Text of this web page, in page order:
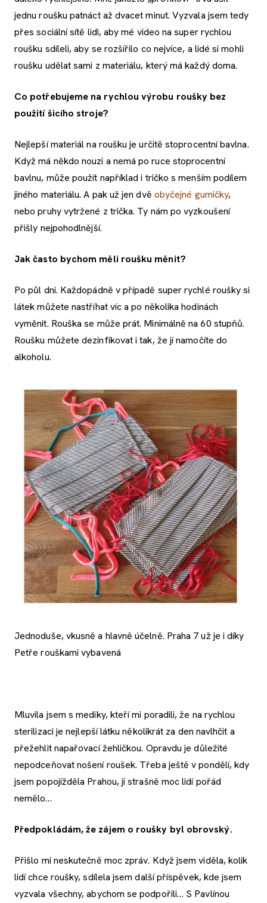
jednu roušku patnáct až dvacet minut. Vyzvala jsem tedy
přes sociální sítě lidi, aby mé video na super rychlou
roušku sdíleli, aby se rozšířilo co nejvíce, a lidé si mohli
roušku udělat sami z materiálu, který má každý doma.
Co potřebujeme na rychlou výrobu roušky bez
použití šicího stroje?
Nejlepší materiál na roušku je určitě stoprocentní bavlna.
Když má někdo nouzi a nemá po ruce stoprocentní
bavlnu, může použít například i tričko s menším podílem
jiného materiálu. A pak už jen dvě obyčejné gumičky,
nebo pruhy vytržené z trička. Ty nám po vyzkoušení
přišly nejpohodlnější.
Jak často bychom měli roušku měnit?
Po půl dni. Každopádně v případě super rychlé roušky si
látek můžete nastříhat víc a po několika hodinách
vyměnit. Rouška se může prát. Minimálně na 60 stupňů.
Roušku můžete dezinfikovat i tak, že jí namočíte do
alkoholu.
Jednoduše, vkusně a hlavně účelně. Praha 7 už je i díky
Petře rouškami vybavená
Mluvila jsem s mediky, kteří mi poradili, že na rychlou
sterilizaci je nejlepší látku několikrát za den navlhčit a
přežehlit napařovací žehličkou. Opravdu je důležité
nepodceňovat nošení roušek. Třeba ještě v pondělí, kdy
jsem popojížděla Prahou, ji strašně moc lidí pořád
nemělo…
Předpokládám, že zájem o roušky byl obrovský.
Přišlo mi neskutečně moc zpráv. Když jsem viděla, kolik
lidí chce roušky, sdílela jsem další příspěvek, kde jsem
vyzvala všechny, abychom se podpořili… S Pavlínou